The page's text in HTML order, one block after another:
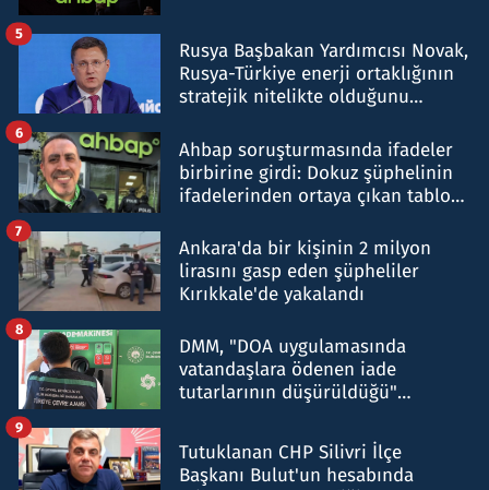
Rusya Başbakan Yardımcısı Novak,
Rusya-Türkiye enerji ortaklığının
stratejik nitelikte olduğunu
5
Ahbap soruşturmasında ifadeler
birbirine girdi: Dokuz şüphelinin
ifadelerinden ortaya çıkan tablo
6
Ankara'da bir kişinin 2 milyon
lirasını gasp eden şüpheliler
Kırıkkale'de yakalandı
7
DMM, "DOA uygulamasında
vatandaşlara ödenen iade
tutarlarının düşürüldüğü"
8
Tutuklanan CHP Silivri İlçe
Başkanı Bulut'un hesabında
9